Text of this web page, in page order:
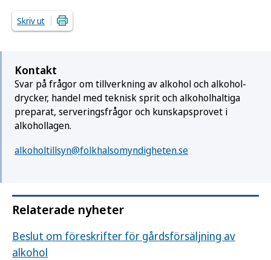
Skriv ut
Kontakt
Svar på frågor om till­verkning av alkohol och alkohol­
drycker, handel med teknisk sprit och alkohol­haltiga
preparat, serverings­frågor och kunskaps­provet i
alkohol­lagen.
alkoholtillsyn@folkhalsomyndigheten.se
Relaterade nyheter
Beslut om föreskrifter för gårdsförsäljning av
alkohol